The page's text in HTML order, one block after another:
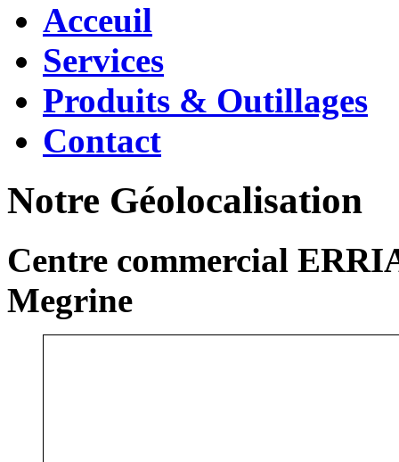
Acceuil
Services
Produits & Outillages
Contact
Notre Géolocalisation
Centre commercial
Megrine